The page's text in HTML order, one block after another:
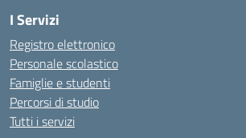
I Servizi
Registro elettronico
Personale scolastico
Famiglie e studenti
Percorsi di studio
Tutti i servizi